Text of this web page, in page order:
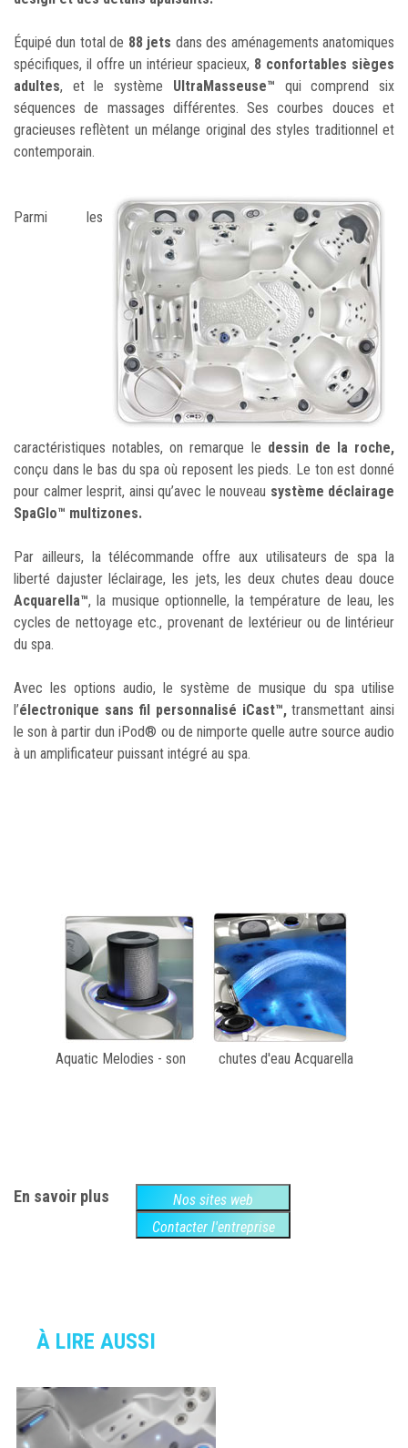
Équipé dun total de 88 jets dans des aménagements anatomiques
spécifiques, il offre un intérieur spacieux, 8 confortables sièges
adultes, et le système UltraMasseuse™ qui comprend six
séquences de massages différentes. Ses courbes douces et
gracieuses reflètent un mélange original des styles traditionnel et
contemporain.
Parmi les
caractéristiques notables, on remarque le dessin de la roche,
conçu dans le bas du spa où reposent les pieds. Le ton est donné
pour calmer lesprit, ainsi qu’avec le nouveau système déclairage
SpaGlo™ multizones.
Par ailleurs, la télécommande offre aux utilisateurs de spa la
liberté dajuster léclairage, les jets, les deux chutes deau douce
Acquarella™, la musique optionnelle, la température de leau, les
cycles de nettoyage etc., provenant de lextérieur ou de lintérieur
du spa.
Avec les options audio, le système de musique du spa utilise
l’électronique sans fil personnalisé iCast™,transmettant ainsi
le son à partir dun iPod® ou de nimporte quelle autre source audio
à un amplificateur puissant intégré au spa.
Aquatic Melodies - son chutes d'eau Acquarella
En savoir plus
Nos sites web
Contacter l'entreprise
À LIRE AUSSI